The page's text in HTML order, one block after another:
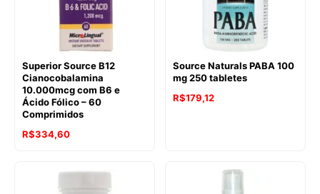
Superior Source B12
Cianocobalamina
10.000mcg com B6 e
Ácido Fólico – 60
Comprimidos
R$334,60
Source Naturals PABA 100
mg 250 tabletes
R$179,12